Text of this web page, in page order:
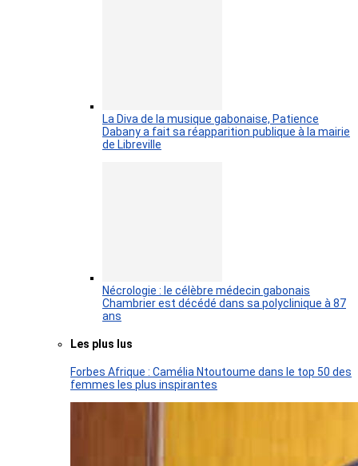
La Diva de la musique gabonaise, Patience
Dabany a fait sa réapparition publique à la mairie
de Libreville
Nécrologie : le célèbre médecin gabonais
Chambrier est décédé dans sa polyclinique à 87
ans
Les plus lus
Forbes Afrique : Camélia Ntoutoume dans le top 50 des
femmes les plus inspirantes